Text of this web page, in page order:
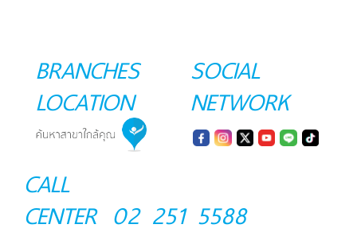
BRANCHES
LOCATION
SOCIAL
NETWORK
CALL
CENTER 02 251 5588